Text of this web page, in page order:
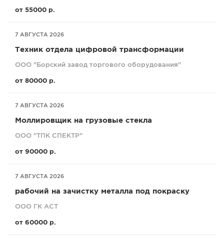
от 55000 р.
7 АВГУСТА 2026
Техник отдела цифровой трансформации
ООО "Борский завод торгового оборудования"
от 80000 р.
7 АВГУСТА 2026
Моллировщик на грузовые стекла
ООО "ТПК СПЕКТР"
от 90000 р.
7 АВГУСТА 2026
рабочий на зачистку металла под покраску
ООО ГК АСТ
от 60000 р.